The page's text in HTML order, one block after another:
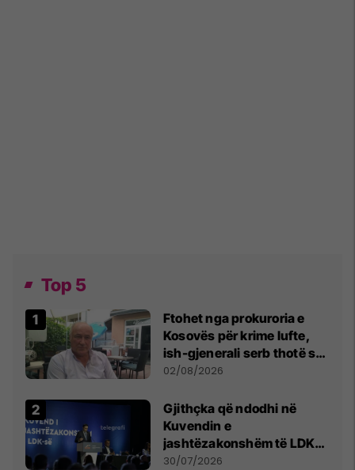
Top 5
Ftohet nga prokuroria e
Kosovës për krime lufte,
ish-gjenerali serb thotë se
dikush e tradhtoi në
02/08/2026
Gjithçka që ndodhi në
Kuvendin e
jashtëzakonshëm të LDK-
së
30/07/2026